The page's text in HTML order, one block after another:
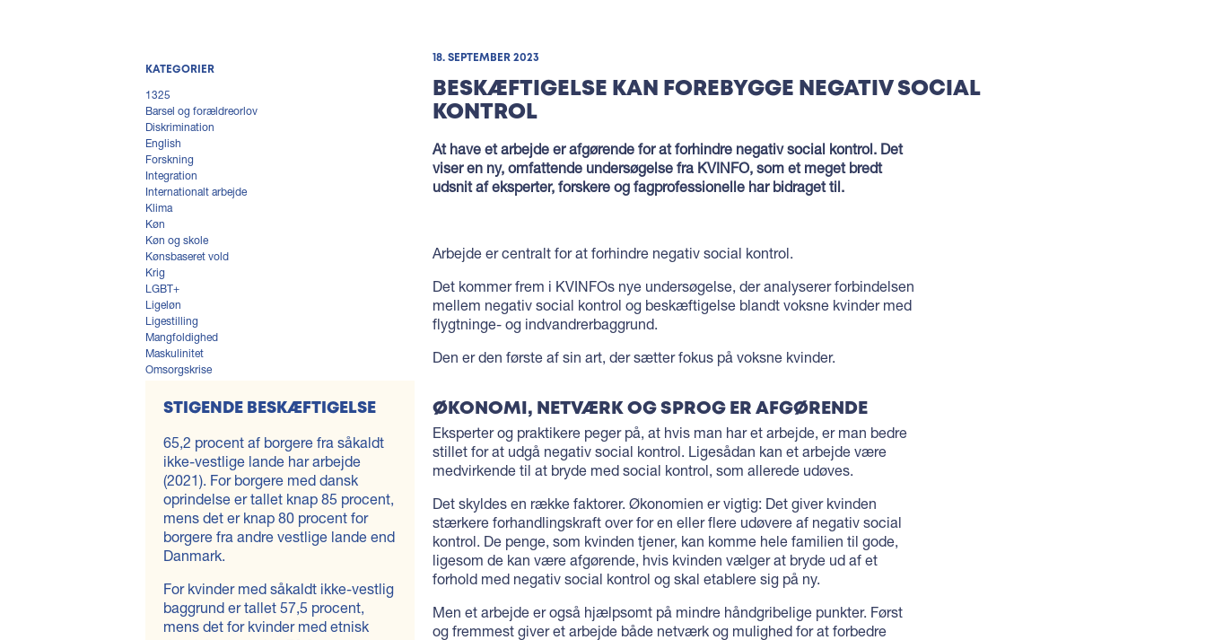
KATEGORIER
1325
Barsel og forældreorlov
Diskrimination
English
Forskning
Integration
Internationalt arbejde
Klima
Køn
Køn og skole
Kønsbaseret vold
Krig
LGBT+
Ligeløn
Ligestilling
Mangfoldighed
Maskulinitet
Omsorgskrise
Repræsentation
Sexisme og seksuel chikane
18. SEPTEMBER 2023
BESKÆFTIGELSE KAN FOREBYGGE NEGATIV SOCIAL
KONTROL
At have et arbejde er afgørende for at forhindre negativ social kontrol. Det
viser en ny, omfattende undersøgelse fra KVINFO, som et meget bredt
udsnit af eksperter, forskere og fagprofessionelle har bidraget til.
Arbejde er centralt for at forhindre negativ social kontrol.
Det kommer frem i KVINFOs nye undersøgelse, der analyserer forbindelsen
mellem negativ social kontrol og beskæftigelse blandt voksne kvinder med
flygtninge- og indvandrerbaggrund.
Den er den første af sin art, der sætter fokus på voksne kvinder.
STIGENDE BESKÆFTIGELSE
65,2 procent af borgere fra såkaldt
ikke-vestlige lande har arbejde
(2021). For borgere med dansk
oprindelse er tallet knap 85 procent,
mens det er knap 80 procent for
borgere fra andre vestlige lande end
Danmark.
For kvinder med såkaldt ikke-vestlig
baggrund er tallet 57,5 procent,
mens det for kvinder med etnisk
ØKONOMI, NETVÆRK OG SPROG ER AFGØRENDE
Eksperter og praktikere peger på, at hvis man har et arbejde, er man bedre
stillet for at udgå negativ social kontrol. Ligesådan kan et arbejde være
medvirkende til at bryde med social kontrol, som allerede udøves.
Det skyldes en række faktorer. Økonomien er vigtig: Det giver kvinden
stærkere forhandlingskraft over for en eller flere udøvere af negativ social
kontrol. De penge, som kvinden tjener, kan komme hele familien til gode,
ligesom de kan være afgørende, hvis kvinden vælger at bryde ud af et
forhold med negativ social kontrol og skal etablere sig på ny.
Men et arbejde er også hjælpsomt på mindre håndgribelige punkter. Først
og fremmest giver et arbejde både netværk og mulighed for at forbedre